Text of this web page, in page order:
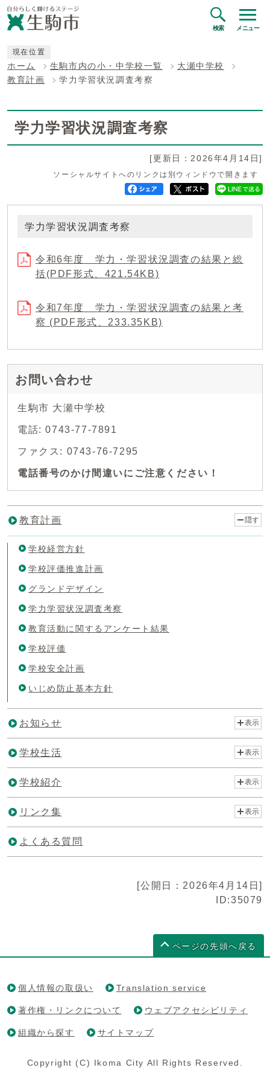
検索 メニュー
現在位置
ホーム 生駒市内の小・中学校一覧
大瀬中学校
教育計画
学力学習状況調査考察
学力学習状況調査考察
[更新日：2026年4月14日]
ソーシャルサイトへのリンクは別ウィンドウで開きます
学力学習状況調査考察
令和6年度 学力・学習状況調査の結果と総
括(PDF形式、421.54KB)
令和7年度 学力・学習状況調査の結果と考
察 (PDF形式、233.35KB)
お問い合わせ
生駒市 大瀬中学校
電話: 0743-77-7891
ファクス: 0743-76-7295
電話番号のかけ間違いにご注意ください！
教育計画 隠す
学校経営方針
学校評価推進計画
グランドデザイン
学力学習状況調査考察
教育活動に関するアンケート結果
学校評価
学校安全計画
いじめ防止基本方針
お知らせ 表示
学校生活 表示
学校紹介 表示
リンク集 表示
よくある質問
[公開日：2026年4月14日]
ID:35079
ページの先頭へ戻る
個人情報の取扱い Translation service
著作権・リンクについて ウェブアクセシビリティ
組織から探す サイトマップ
Copyright (C) Ikoma City All Rights Reserved.